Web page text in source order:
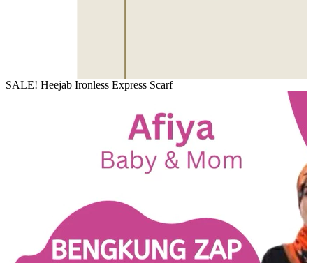
SALE! Heejab Ironless Express Scarf